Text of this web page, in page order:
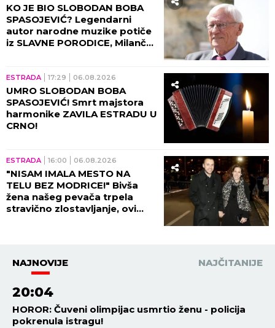
KO JE BIO SLOBODAN BOBA
SPASOJEVIĆ? Legendarni
autor narodne muzike potiče
iz SLAVNE PORODICE, Milanče
ESTRADA 17:29 06.08.2026
UMRO SLOBODAN BOBA
SPASOJEVIĆ! Smrt majstora
harmonike ZAVILA ESTRADU U
CRNO!
ESTRADA 16:00 06.08.2026
"NISAM IMALA MESTO NA
TELU BEZ MODRICE!" Bivša
žena našeg pevača trpela
stravično zlostavljanje, ovi
NAJNOVIJE NAJČITANIJE
20:04
HOROR: Čuveni olimpijac usmrtio ženu - policija
pokrenula istragu!